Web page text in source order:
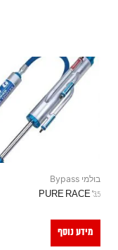
בולמי Bypass
3.5" PURE RACE
מידע נוסף